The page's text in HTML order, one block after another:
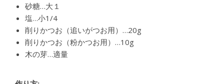
砂糖…大１
塩…小1/4
削りかつお（追いがつお用）…20g
削りかつお（粉かつお用）…10g
木の芽…適量